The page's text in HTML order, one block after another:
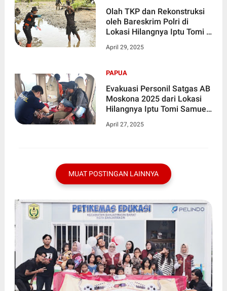
Olah TKP dan Rekonstruksi
oleh Bareskrim Polri di
Lokasi Hilangnya Iptu Tomi S
April 29, 2025
PAPUA
Evakuasi Personil Satgas AB
Moskona 2025 dari Lokasi
Hilangnya Iptu Tomi Samuel
April 27, 2025
MUAT POSTINGAN LAINNYA